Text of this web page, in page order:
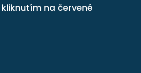
na červené